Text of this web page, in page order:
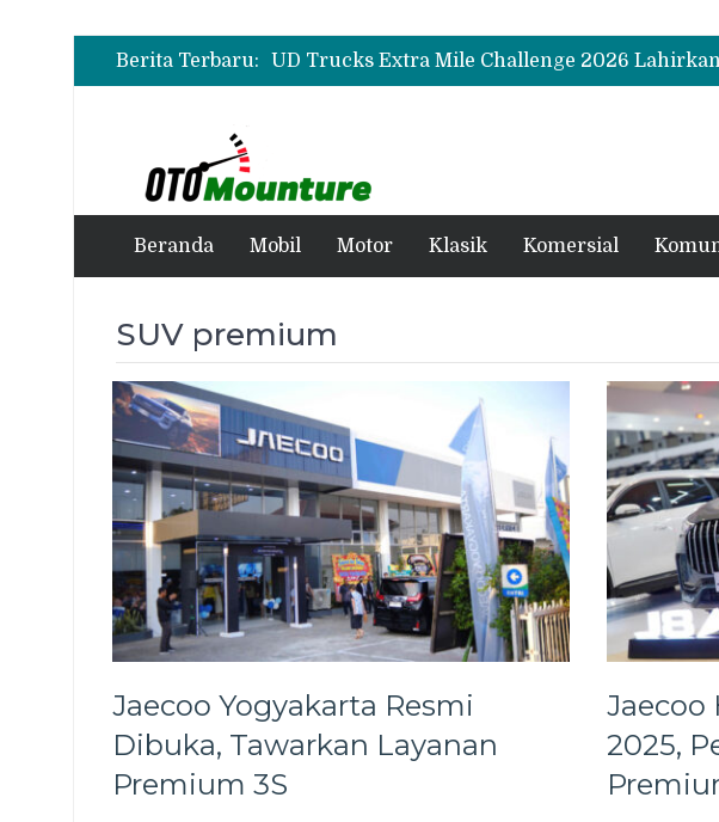
Berita Terbaru:
Beranda Mobil Motor Klasik Komersial
SUV premium
Jaecoo Yogyakarta Resmi
Dibuka, Tawarkan Layanan
Premium 3S
Jaecoo
2025,